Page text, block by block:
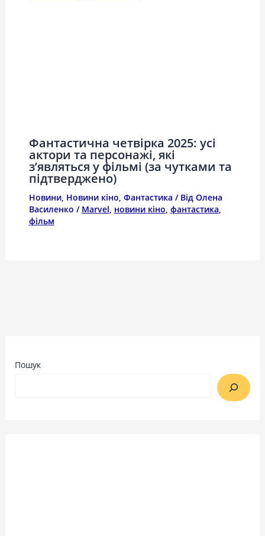
Фантастична четвірка 2025: усі
актори та персонажі, які
з’являться у фільмі (за чутками та
підтверджено)
Новини, Новини кіно, Фантастика / Від Олена
Василенко / Marvel, новини кіно, фантастика,
фільм
Пошук